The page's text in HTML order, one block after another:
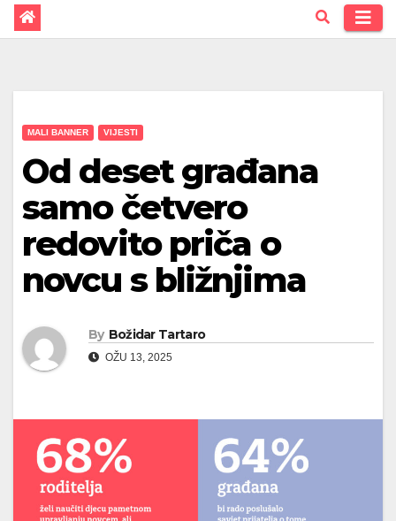
MALI BANNER VIJESTI
Od deset građana
samo četvero
redovito priča o
novcu s bližnjima
By Božidar Tartaro
OŽU 13, 2025